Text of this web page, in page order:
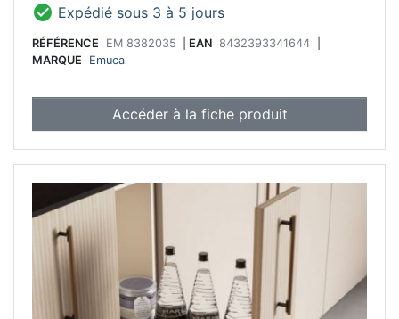
 Expédié sous 3 à 5 jours
RÉFÉRENCE EM 8382035 EAN 8432393341644
MARQUE
Emuca
Accéder à la fiche produit